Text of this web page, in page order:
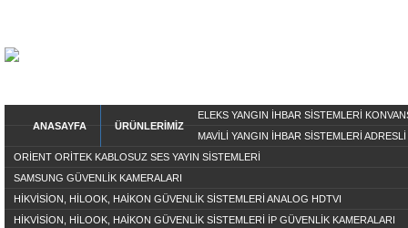
ANASAYFA ÜRÜNLERİMİZ
ELEKS YANGIN İHBAR SİSTEMLERİ
MAVİLİ YANGIN İHBAR SİSTEMLERİ ADRESLİ
ORİENT ORİTEK KABLOSUZ SES YAYIN SİSTEMLERİ
SAMSUNG GÜVENLİK KAMERALARI
HİKVİSİON, HİLOOK, HAİKON GÜVENLİK SİSTEMLERİ ANALOG HDTVI
HİKVİSİON, HİLOOK, HAİKON GÜVENLİK SİSTEMLERİ İP GÜVENLİK KAMERALARI